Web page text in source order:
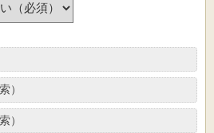
）
）